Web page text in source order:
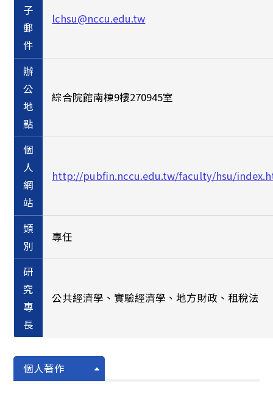
子
郵
件
lchsu@nccu.edu.tw
辦
公
地
點
綜合院館南棟9樓270945室
個
人
網
站
http://pubfin.nccu.edu.tw/faculty/hsu/
類
別
專任
研
究
專
長
公共經濟學、實驗經濟學、地方財政、租稅法
個人著作